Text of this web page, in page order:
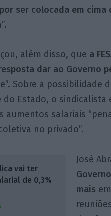
ser colocada em cima
além disso, que a
dar ao Governo
Sobre a possibilidade
do Estado, o sindicalista
aumentos salariais
no privado”.
vai ter
de 0,3%
José
mais